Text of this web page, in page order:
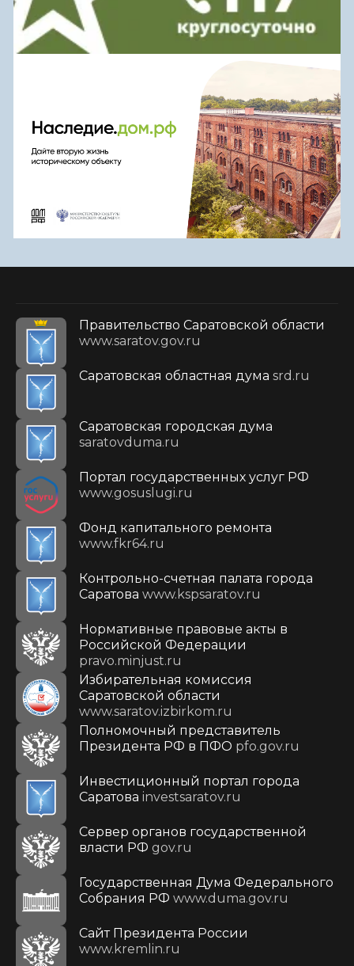
Правительство Саратовской области
www.saratov.gov.ru
Саратовская областная дума srd.ru
Саратовская городская дума
saratovduma.ru
Портал государственных услуг РФ
www.gosuslugi.ru
Фонд капитального ремонта
www.fkr64.ru
Контрольно-счетная палата города
Саратова www.kspsaratov.ru
Нормативные правовые акты в
Российской Федерации
pravo.minjust.ru
Избирательная комиссия
Саратовской области
www.saratov.izbirkom.ru
Полномочный представитель
Президента РФ в ПФО pfo.gov.ru
Инвестиционный портал города
Саратова investsaratov.ru
Сервер органов государственной
власти РФ gov.ru
Государственная Дума Федерального
Собрания РФ www.duma.gov.ru
Cайт Президента России
www.kremlin.ru